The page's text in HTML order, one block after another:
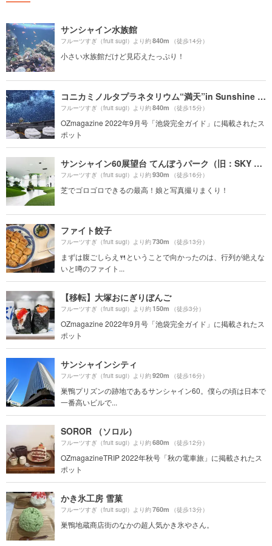
サンシャイン水族館
フルーツすぎ（fruit sugi）より約840m （徒歩14分）
小さい水族館だけど見応えたっぷり！
コニカミノルタプラネタリウム“満天”in Sunshine City
フルーツすぎ（fruit sugi）より約840m （徒歩15分）
OZmagazine 2022年9月号「池袋完全ガイド」に掲載されたス
ポット
サンシャイン60展望台 てんぼうパーク（旧：SKY CIRCUS サンシャイン60展望台）
フルーツすぎ（fruit sugi）より約930m （徒歩16分）
芝でゴロゴロできるの最高！娘と写真撮りまくり！
ファイト餃子
フルーツすぎ（fruit sugi）より約730m （徒歩13分）
まずは腹ごしらえ🍴ということで向かったのは、行列が絶えな
いと噂のファイト...
【移転】大塚おにぎりぼんご
フルーツすぎ（fruit sugi）より約150m （徒歩3分）
OZmagazine 2022年9月号「池袋完全ガイド」に掲載されたス
ポット
サンシャインシティ
フルーツすぎ（fruit sugi）より約920m （徒歩16分）
巣鴨プリズンの跡地であるサンシャイン60。僕らの頃は日本で
一番高いビルで...
SOROR （ソロル）
フルーツすぎ（fruit sugi）より約680m （徒歩12分）
OZmagazineTRIP 2022年秋号「秋の電車旅」に掲載されたス
ポット
かき氷工房 雪菓
フルーツすぎ（fruit sugi）より約760m （徒歩13分）
巣鴨地蔵商店街のなかの超人気かき氷やさん。